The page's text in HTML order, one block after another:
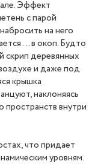
Эффект
с парой
на него
... в окоп. Будто
скрип деревянных
и даже под
крышка
наклоняясь
пространств внутри
что придает
уровням.